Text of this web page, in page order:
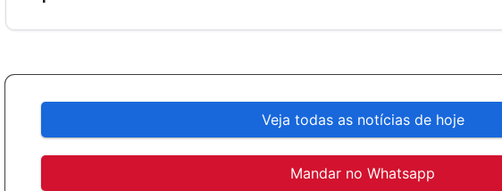
Veja todas as notícias de hoje
Mandar no Whatsapp